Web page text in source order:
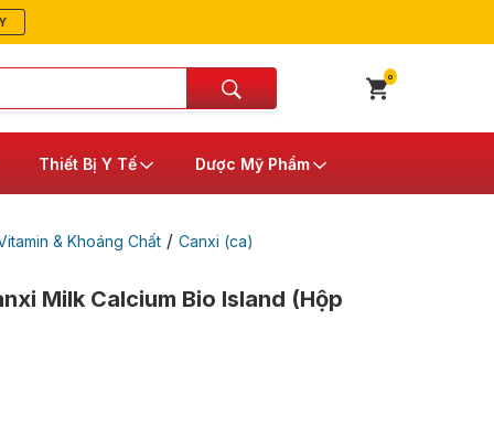
0
Thiết Bị Y Tế Dược Mỹ Phẩm
& Khoáng Chất/ Canxi (ca)
Milk Calcium Bio Island (Hộp